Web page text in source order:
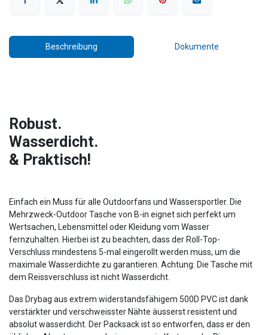
Beschreibung Dokumente
Robust.
Wasserdicht.
& Praktisch!
Einfach ein Muss für alle Outdoorfans und Wassersportler. Die
Mehrzweck-Outdoor Tasche von B-in eignet sich perfekt um
Wertsachen, Lebensmittel oder Kleidung vom Wasser
fernzuhalten. Hierbei ist zu beachten, dass der Roll-Top-
Verschluss mindestens 5-mal eingerollt werden muss, um die
maximale Wasserdichte zu garantieren. Achtung: Die Tasche mit
dem Reissverschluss ist nicht Wasserdicht.
Das Drybag aus extrem widerstandsfähigem 500D PVC ist dank
verstärkter und verschweisster Nähte äusserst resistent und
absolut wasserdicht. Der Packsack ist so entworfen, dass er den